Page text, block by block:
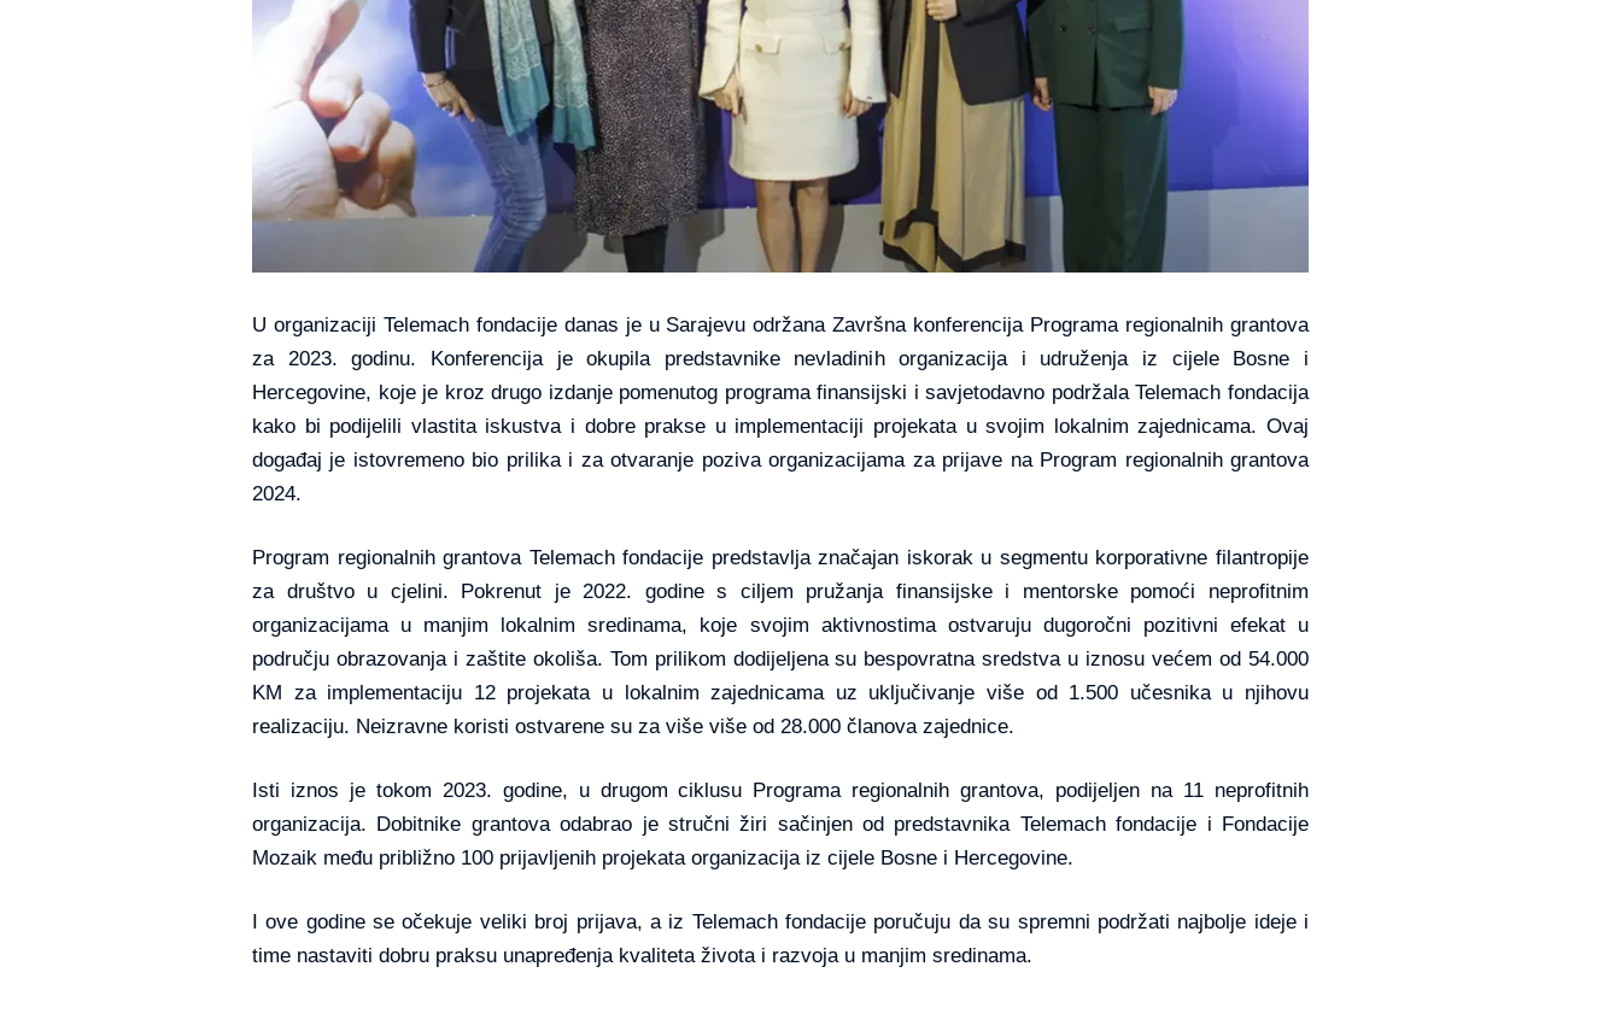
U organizaciji Telemach fondacije danas je u Sarajevu održana Završna konferencija Programa regionalnih grantova
za 2023. godinu. Konferencija je okupila predstavnike nevladinih organizacija i udruženja iz cijele Bosne i
Hercegovine, koje je kroz drugo izdanje pomenutog programa finansijski i savjetodavno podržala Telemach fondacija
kako bi podijelili vlastita iskustva i dobre prakse u implementaciji projekata u svojim lokalnim zajednicama. Ovaj
događaj je istovremeno bio prilika i za otvaranje poziva organizacijama za prijave na Program regionalnih grantova
2024.
Program regionalnih grantova Telemach fondacije predstavlja značajan iskorak u segmentu korporativne filantropije
za društvo u cjelini. Pokrenut je 2022. godine s ciljem pružanja finansijske i mentorske pomoći neprofitnim
organizacijama u manjim lokalnim sredinama, koje svojim aktivnostima ostvaruju dugoročni pozitivni efekat u
području obrazovanja i zaštite okoliša. Tom prilikom dodijeljena su bespovratna sredstva u iznosu većem od 54.000
KM za implementaciju 12 projekata u lokalnim zajednicama uz uključivanje više od 1.500 učesnika u njihovu
realizaciju. Neizravne koristi ostvarene su za više više od 28.000 članova zajednice.
Isti iznos je tokom 2023. godine, u drugom ciklusu Programa regionalnih grantova, podijeljen na 11 neprofitnih
organizacija. Dobitnike grantova odabrao je stručni žiri sačinjen od predstavnika Telemach fondacije i Fondacije
Mozaik među približno 100 prijavljenih projekata organizacija iz cijele Bosne i Hercegovine.
I ove godine se očekuje veliki broj prijava, a iz Telemach fondacije poručuju da su spremni podržati najbolje ideje i
time nastaviti dobru praksu unapređenja kvaliteta života i razvoja u manjim sredinama.